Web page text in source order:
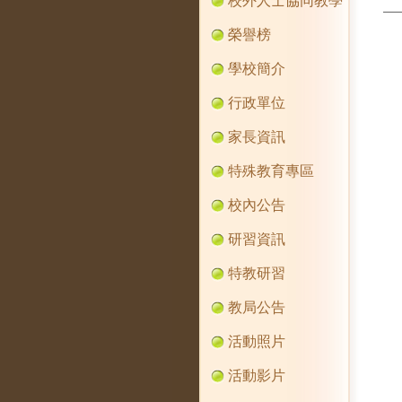
榮譽榜
學校簡介
行政單位
家長資訊
特殊教育專區
校內公告
研習資訊
特教研習
教局公告
活動照片
活動影片